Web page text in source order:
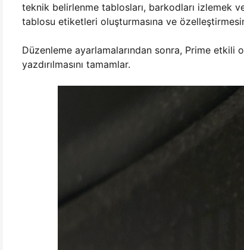
teknik belirlenme tablosları, barkodları izlemek
tablosu etiketleri oluşturmasına ve
Düzenleme ayarlamalarından sonra, Prime
yazdırılmasını tamamlar.